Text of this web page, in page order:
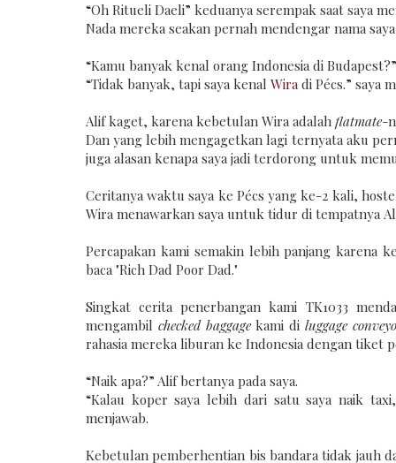
“Oh Ritueli Daeli” keduanya serempak saat saya
Nada mereka seakan pernah mendengar nama
“Kamu banyak kenal orang Indonesia di
“Tidak banyak, tapi saya kenal Wiradi Pécs.” saya
Alif kaget, karena kebetulan Wira adalah flatmate-
Dan yang lebih mengagetkan lagi ternyata aku
juga alasan kenapa saya jadi terdorong untuk
Ceritanya waktu saya ke Pécs yang ke-2 kali,
Wira menawarkan saya untuk tidur di tempatnya
Percapakan kami semakin lebih panjang karena
baca "Rich Dad Poor Dad."
Singkat cerita penerbangan kami TK1033
mengambil checked baggagekami di luggage
rahasia mereka liburan ke Indonesia dengan tiket
“Naik apa?” Alif bertanya pada saya.
“Kalau koper saya lebih dari satu saya naik
menjawab.
Kebetulan pemberhentian bis bandara tidak jauh